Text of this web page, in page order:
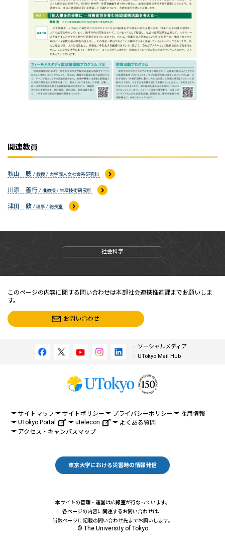
関連教員
秋山 聰 / 教授 / 大学院人文社会系研究科
川添 善行 / 准教授 / 生産技術研究所
津田 敦 / 理事 / 総長室
社会科学
このページの内容に関する問い合わせは本部社会連携推進課までお願いしま
す。
お問い合わせ
ソーシャルメディア
UTokyo Mail Hub
サイトマップ サイトポリシー プライバシーポリシー
採用情報
UTokyo Portal
utelecon
よくある質問
アクセス・キャンパスマップ
東京大学における災害時の情報発信
本サイトの管理・運営は広報室が行なっています。
各ページの内容に関連するお問い合わせは、
当該ページに記載の問い合わせ先までお願いします。
© The University of Tokyo